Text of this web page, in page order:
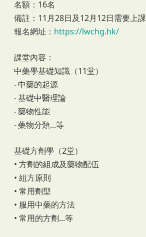
名額：16名
備註：11月28日及12月12日需要上課
報名網址： https://lwchg.hk/
課堂內容：
中藥學基礎知識（11堂）
‧ 中藥的起源
‧ 基礎中醫理論
‧ 藥物性能
‧ 藥物分類...等
基礎方劑學（2堂）
• 方劑的組成及藥物配伍
• 組方原則
• 常用劑型
• 服用中藥的方法
• 常用的方劑...等